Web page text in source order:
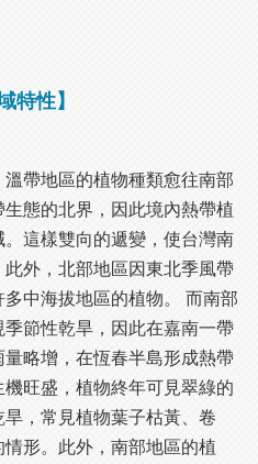
特性】
帶地區的植物種類愈往南部
態的北界，因此境內熱帶植
這樣雙向的遞變，使台灣南
外，北部地區因東北季風帶
中海拔地區的植物。 而南部
節性乾旱，因此在嘉南一帶
略增，在恆春半島形成熱帶
旺盛，植物終年可見翠綠的
，常見植物葉子枯黃、卷
形。此外，南部地區的植